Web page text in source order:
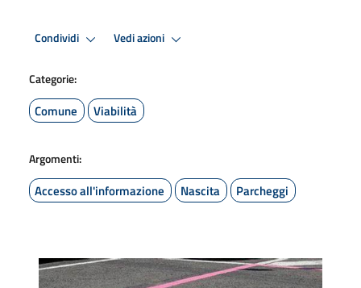
Condividi Vedi azioni
Categorie:
Comune Viabilità
Argomenti:
Accesso all'informazione Nascita Parcheggi